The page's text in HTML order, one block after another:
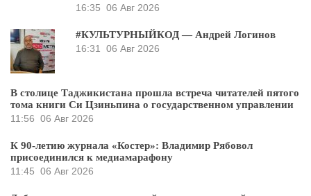
16:35 06 Авг 2026
#КУЛЬТУРНЫЙКОД — Андрей Логинов
16:31
06 Авг 2026
В столице Таджикистана прошла встреча читателей пятого
тома книги Си Цзиньпина о государственном управлении
11:56 06 Авг 2026
К 90-летию журнала «Костер»: Владимир Рябовол
присоединился к медиамарафону
11:45 06 Авг 2026